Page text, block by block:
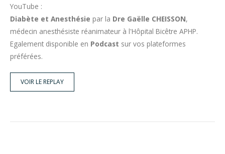
YouTube :
Diabète et Anesthésie par la Dre Gaëlle CHEISSON,
médecin anesthésiste réanimateur à l'Hôpital Bicêtre APHP.
Egalement disponible en Podcast sur vos plateformes
préférées.
VOIR LE REPLAY